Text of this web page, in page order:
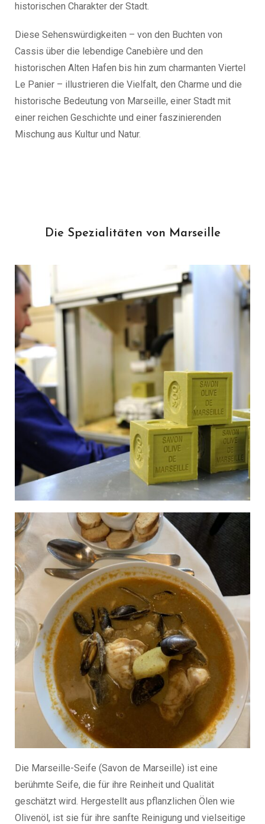
historischen Charakter der Stadt.
Diese Sehenswürdigkeiten – von den Buchten von
Cassis über die lebendige Canebière und den
historischen Alten Hafen bis hin zum charmanten Viertel
Le Panier – illustrieren die Vielfalt, den Charme und die
historische Bedeutung von Marseille, einer Stadt mit
einer reichen Geschichte und einer faszinierenden
Mischung aus Kultur und Natur.
Die Spezialitäten von Marseille
Die Marseille-Seife (Savon de Marseille) ist eine
berühmte Seife, die für ihre Reinheit und Qualität
geschätzt wird. Hergestellt aus pflanzlichen Ölen wie
Olivenöl, ist sie für ihre sanfte Reinigung und vielseitige